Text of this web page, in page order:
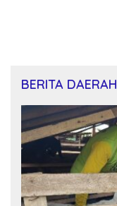
BERITA DAERAH